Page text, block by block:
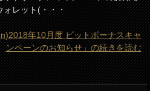
ォレット(・・・
年10月度 ビットボーナスキャ
ンペーンのお知らせ」の続きを読む